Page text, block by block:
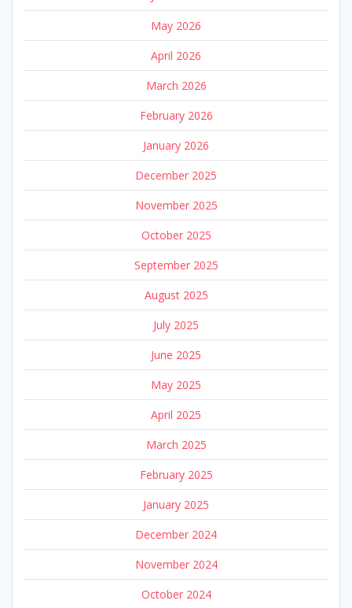
May 2026
April 2026
March 2026
February 2026
January 2026
December 2025
November 2025
October 2025
September 2025
August 2025
July 2025
June 2025
May 2025
April 2025
March 2025
February 2025
January 2025
December 2024
November 2024
October 2024